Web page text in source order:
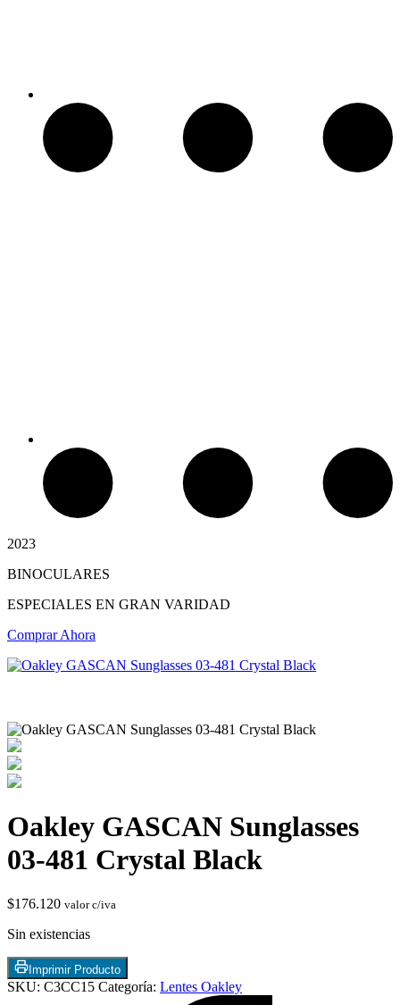
Chimeneas de Troncos
2023
BINOCULARES
ESPECIALES EN GRAN VARIDAD
Comprar Ahora
Oakley GASCAN Sunglasses
03-481 Crystal Black
$176.120 valor c/iva
Sin existencias
Imprimir Producto
SKU: C3CC15 Categoría: Lentes Oakley